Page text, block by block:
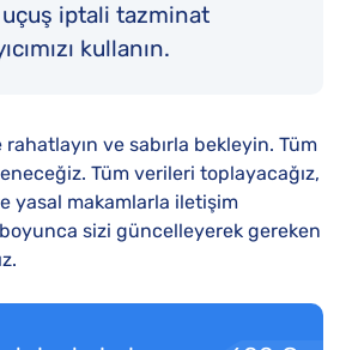
iptali tazminat
kullanın.
ve sabırla bekleyin. Tüm
Tüm verileri toplayacağız,
yasal makamlarla iletişim
sizi güncelleyerek gereken